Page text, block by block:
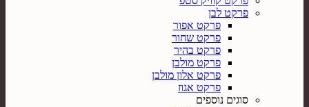
פרקט לבן
פרקט אפור
פרקט שחור
פרקט בהיר
פרקט מולבן
פרקט אלון מולבן
פרקט אגוז
סוגים נוספים